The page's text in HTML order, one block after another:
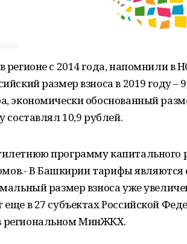
регионе с 2014 года, напомнили в
размер взноса в 2019 году –
экономически обоснованный
составлял 10,9 рублей.
программу капитального
В Башкирии тарифы
размер взноса уже
в 27 субъектах Российской
региональном МинЖКХ.